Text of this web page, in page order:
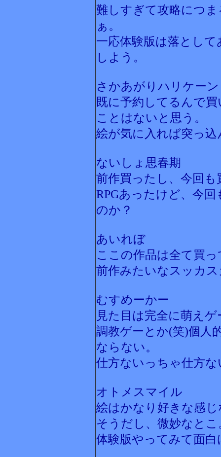
難しすぎて攻略につ
ぁ。
一応体験版は落とし
しよう。
さかあがりハリケーン
既に予約してるんで
ことはないと思う。
絵が気に入れば突っ
ないしょ思春期
前作買ったし、今回
RPGあったけど、今
のか？
あいれぼ
ここの作品は全て買
前作みたいなスッカ
むすめーかー
見た目は完全に萌え
調教ゲーとか(笑)個人
ならない。
仕方ないっちゃ仕方
オトメスマイル
絵はかなり好きな感
そうだし、微妙なとこ
体験版やってみて面